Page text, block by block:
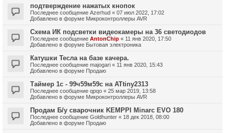
подтверждение нажатых кнопок
Последнее сообщение Azerhud « 07 июл 2022, 17:02
Добавлено в форуме Микроконтроллеры AVR
Схема ИК подсветки видеокамеры на 36 светодиодов
Последнее сообщение AntonChip « 11 янв 2020, 17:50
Добавлено в форуме Бытовая электроника
Катушки Тесла на базе качера.
Последнее сообщение majogari « 11 янв 2020, 15:43
Добавлено в форуме Продаю
Таймер 1с - 99ч59м59с на ATtiny2313
Последнее сообщение qpqo « 25 мар 2019, 13:58
Добавлено в форуме Микроконтроллеры AVR
Продам Б/у сварочник KEMPPI Minarc EVO 180
Последнее сообщение Goldhunter « 18 дек 2018, 08:00
Добавлено в форуме Продаю